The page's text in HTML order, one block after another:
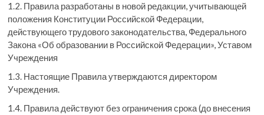
1.2. Правила разработаны в новой редакции, учитывающей
положения Конституции Российской Федерации,
действующего трудового законодательства, Федерального
Закона «Об образовании в Российской Федерации», Уставом
Учреждения
1.3. Настоящие Правила утверждаются директором
Учреждения.
1.4. Правила действуют без ограничения срока (до внесения